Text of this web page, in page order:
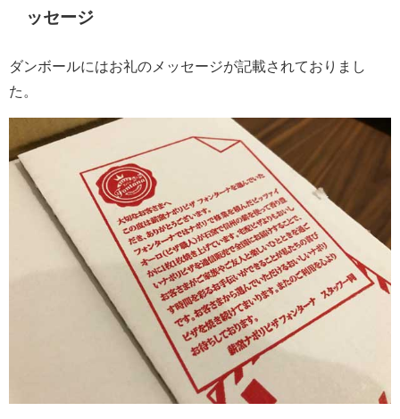
ッセージ
ダンボールにはお礼のメッセージが記載されておりまし
た。